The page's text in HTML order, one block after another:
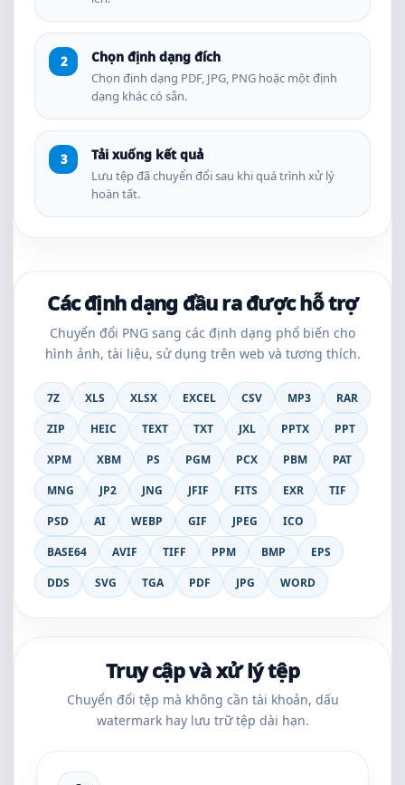
Chọn định dạng đích
Chọn định dạng PDF, JPG, PNG hoặc một định
dạng khác có sẵn.
Tải xuống kết quả
Lưu tệp đã chuyển đổi sau khi quá trình xử lý
hoàn tất.
Các định dạng đầu ra được hỗ trợ
Chuyển đổi PNG sang các định dạng phổ biến cho
hình ảnh, tài liệu, sử dụng trên web và tương thích.
7Z XLS XLSX EXCEL CSV MP3
RAR
ZIP
HEIC TEXT TXT JXL PPTX
PPT
XPM
XBM PS PGM PCX PBM
PAT
MNG
JP2 JNG JFIF FITS EXR
TIF
PSD
AI WEBP GIF JPEG
ICO
BASE64
AVIF TIFF PPM BMP
EPS
DDS
SVG TGA PDF JPG WORD
Truy cập và xử lý tệp
Chuyển đổi tệp mà không cần tài khoản, dấu
watermark hay lưu trữ tệp dài hạn.